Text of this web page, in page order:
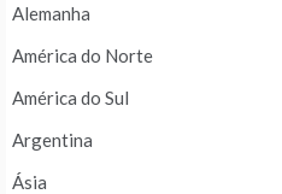
Alemanha
América do Norte
América do Sul
Argentina
Ásia